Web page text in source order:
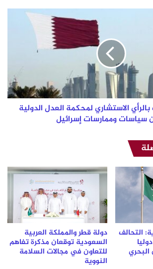
الاستشاري لمحكمة العدل الدولية
سياسات وممارسات إسرائيل
التحالف
البحري
دولة قطر والمملكة العربية
السعودية توقعان مذكرة تفاهم
للتعاون في مجالات السلامة
النووية